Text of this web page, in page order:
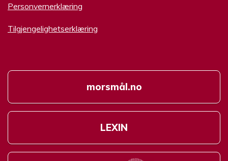
Personvernerklæring
Tilgjengelighetserklæring
morsmål.no
LEXIN